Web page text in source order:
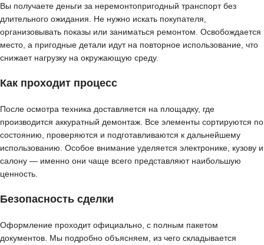
Вы получаете деньги за неремонтопригодный транспорт без
длительного ожидания. Не нужно искать покупателя,
организовывать показы или заниматься ремонтом. Освобождается
место, а пригодные детали идут на повторное использование, что
снижает нагрузку на окружающую среду.
Как проходит процесс
После осмотра техника доставляется на площадку, где
производится аккуратный демонтаж. Все элементы сортируются по
состоянию, проверяются и подготавливаются к дальнейшему
использованию. Особое внимание уделяется электронике, кузову и
салону — именно они чаще всего представляют наибольшую
ценность.
Безопасность сделки
Оформление проходит официально, с полным пакетом
документов. Мы подробно объясняем, из чего складывается